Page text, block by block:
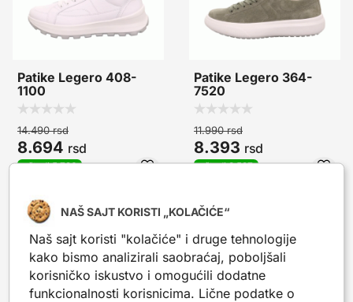
Patike Legero 408-
1100
14.490rsd
8.694 rsd
uštedi 5.796
Patike Legero 364-
7520
11.990rsd
8.393 rsd
uštedi 3.597
-30%
NAŠ SAJT KORISTI „KOLAČIĆE“
Naš sajt koristi "kolačiće" i druge tehnologije
kako bismo analizirali saobraćaj, poboljšali
korisničko iskustvo i omogućili dodatne
funkcionalnosti korisnicima. Lične podatke o